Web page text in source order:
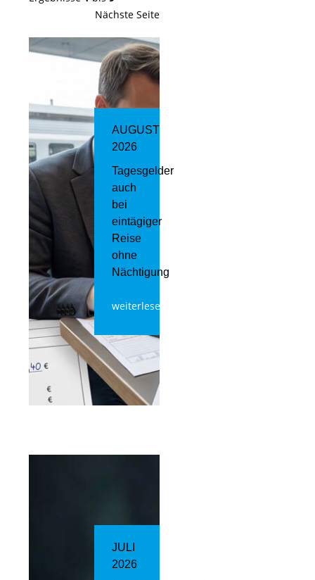
Nächste Seite
AUGUST
2026
Tagesgelder
auch
bei
eintägiger
Reise
ohne
Nächtigung
weiterlesen
JULI
2026